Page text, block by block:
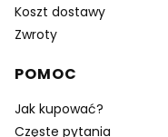
Koszt dostawy
Zwroty
POMOC
Jak kupować?
Częste pytania